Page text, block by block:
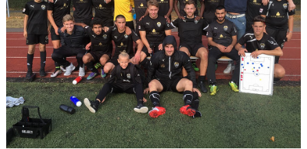
DOKUMENT
VÅRA LAG
MEDLEMSKAP
KLÄDBESTÄLLNING
SPONSORER